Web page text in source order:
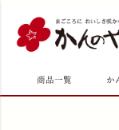
商品一覧 か